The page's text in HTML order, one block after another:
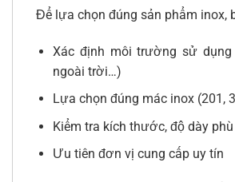
Để lựa chọn đúng sản phẩm inox,
Xác định môi trường sử dụng
ngoài trời…)
Lựa chọn đúng mác inox (201,
Kiểm tra kích thước, độ dày
Ưu tiên đơn vị cung cấp uy tín